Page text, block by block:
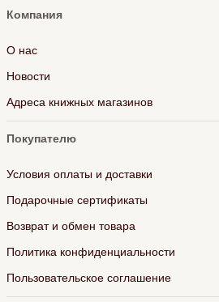
Компания
О нас
Новости
Адреса книжных магазинов
Покупателю
Условия оплаты и доставки
Подарочные сертификаты
Возврат и обмен товара
Политика конфиденциальности
Пользовательское соглашение